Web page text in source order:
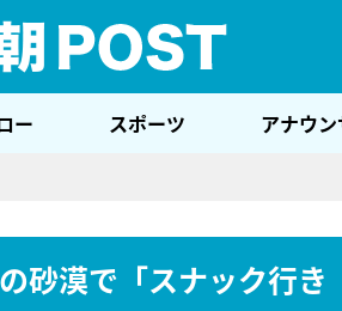
ー スポーツ アナウ
砂漠で「スナック行き